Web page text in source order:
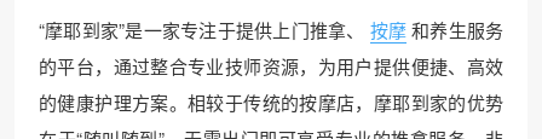
“摩耶到家”是一家专注于提供上门推拿、 按摩和养生服务
的平台，通过整合专业技师资源，为用户提供便捷、高效
的健康护理方案。相较于传统的按摩店，摩耶到家的优势